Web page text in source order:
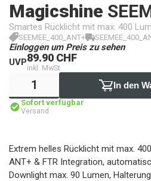
Magicshine
Smartes Rücklicht mit max. 400
SEEMEE_400_ANT+
Einloggen um Preis zu sehen
UVP89.90 CHF
inkl. MwSt.
In den
Sofort verfügbar
Versand
Extrem helles Rücklicht mit max.
ANT+ & FTR Integration,
Downlight max. 90 Lumen,